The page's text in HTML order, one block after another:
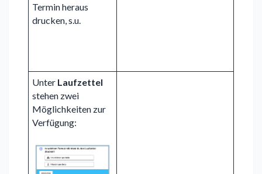
Termin heraus
drucken, s.u.
Unter Laufzettel
stehen zwei
Möglichkeiten zur
Verfügung: